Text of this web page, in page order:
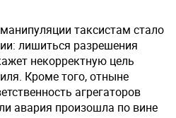
таксистам стало
лишиться разрешения
некорректную цель
Кроме того, отныне
агрегаторов
авария произошла по вине